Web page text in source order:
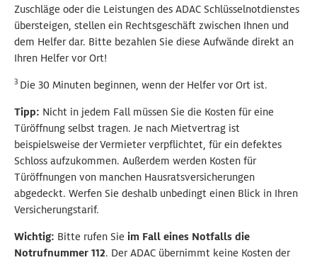
Zuschläge oder die Leistungen des ADAC Schlüsselnotdienstes
übersteigen, stellen ein Rechtsgeschäft zwischen Ihnen und
dem Helfer dar. Bitte bezahlen Sie diese Aufwände direkt an
Ihren Helfer vor Ort!
3 Die 30 Minuten beginnen, wenn der Helfer vor Ort ist.
Tipp: Nicht in jedem Fall müssen Sie die Kosten für eine
Türöffnung selbst tragen. Je nach Mietvertrag ist
beispielsweise der Vermieter verpflichtet, für ein defektes
Schloss aufzukommen. Außerdem werden Kosten für
Türöffnungen von manchen Hausratsversicherungen
abgedeckt. Werfen Sie deshalb unbedingt einen Blick in Ihren
Versicherungstarif.
Wichtig: Bitte rufen Sie im Fall eines Notfalls die
Notrufnummer 112. Der ADAC übernimmt keine Kosten der